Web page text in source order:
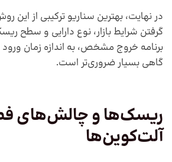
در نهایت، بهترین سناریو ترکیبی از این
گرفتن شرایط بازار، نوع دارایی و سطح
برنامه خروج مشخص، به اندازه زمان
گاهی بسیار ضروری‌تر است.
ریسک‌ها و چالش‌های
آلت‌کوین‌ها